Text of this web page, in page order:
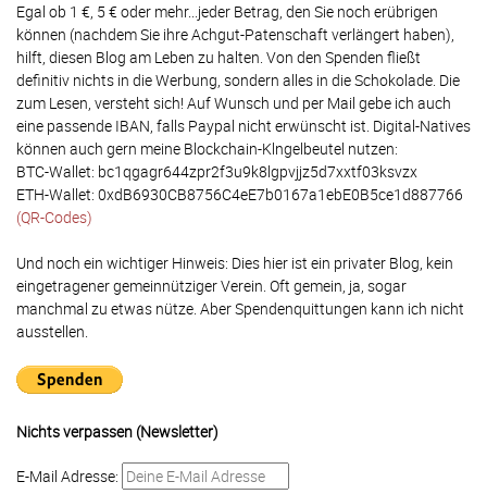
Egal ob 1 €, 5 € oder mehr...jeder Betrag, den Sie noch erübrigen
können (nachdem Sie ihre Achgut-Patenschaft verlängert haben),
hilft, diesen Blog am Leben zu halten. Von den Spenden fließt
definitiv nichts in die Werbung, sondern alles in die Schokolade. Die
zum Lesen, versteht sich! Auf Wunsch und per Mail gebe ich auch
eine passende IBAN, falls Paypal nicht erwünscht ist. Digital-Natives
können auch gern meine Blockchain-Klngelbeutel nutzen:
BTC-Wallet: bc1qgagr644zpr2f3u9k8lgpvjjz5d7xxtf03ksvzx
ETH-Wallet: 0xdB6930CB8756C4eE7b0167a1ebE0B5ce1d887766
(QR-Codes)
Und noch ein wichtiger Hinweis: Dies hier ist ein privater Blog, kein
eingetragener gemeinnütziger Verein. Oft gemein, ja, sogar
manchmal zu etwas nütze. Aber Spendenquittungen kann ich nicht
ausstellen.
Nichts verpassen (Newsletter)
E-Mail Adresse: